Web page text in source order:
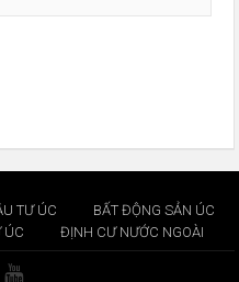
TƯ ÚC
BẤT ĐỘNG SẢN ÚC
ÚC ĐỊNH CƯ NƯỚC NGOÀI